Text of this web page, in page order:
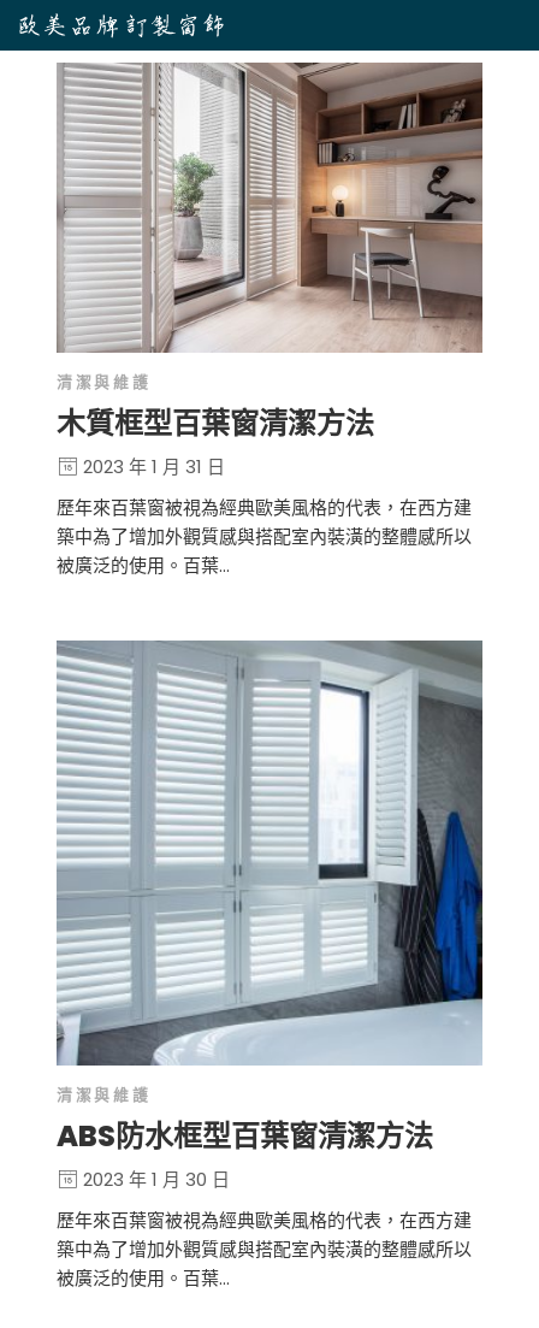
清潔與維護
木質框型百葉窗清潔方法
2023 年 1 月 31 日
歷年來百葉窗被視為經典歐美風格的代表，在西方建
築中為了增加外觀質感與搭配室內裝潢的整體感所以
被廣泛的使用。百葉…
清潔與維護
ABS防水框型百葉窗清潔方法
2023 年 1 月 30 日
歷年來百葉窗被視為經典歐美風格的代表，在西方建
築中為了增加外觀質感與搭配室內裝潢的整體感所以
被廣泛的使用。百葉…